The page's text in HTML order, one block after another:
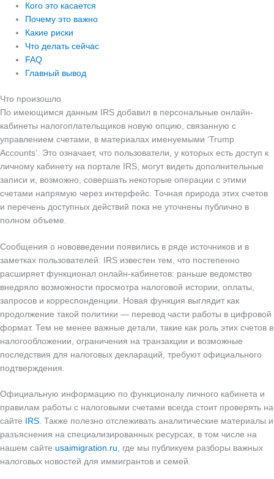
Кого это касается
Почему это важно
Какие риски
Что делать сейчас
FAQ
Главный вывод
Что произошло
По имеющимся данным IRS добавил в персональные онлайн-
кабинеты налогоплательщиков новую опцию, связанную с
управлением счетами, в материалах именуемыми ‘Trump
Accounts’. Это означает, что пользователи, у которых есть доступ к
личному кабинету на портале IRS, могут видеть дополнительные
записи и, возможно, совершать некоторые операции с этими
счетами напрямую через интерфейс. Точная природа этих счетов
и перечень доступных действий пока не уточнены публично в
полном объеме.
Сообщения о нововведении появились в ряде источников и в
заметках пользователей. IRS известен тем, что постепенно
расширяет функционал онлайн-кабинетов: раньше ведомство
внедряло возможности просмотра налоговой истории, оплаты,
запросов и корреспонденции. Новая функция выглядит как
продолжение такой политики — перевод части работы в цифровой
формат. Тем не менее важные детали, такие как роль этих счетов в
налогообложении, ограничения на транзакции и возможные
последствия для налоговых деклараций, требуют официального
подтверждения.
Официальную информацию по функционалу личного кабинета и
правилам работы с налоговыми счетами всегда стоит проверять на
сайте
IRS. Также полезно отслеживать аналитические материалы и
разъяснения на специализированных ресурсах, в том числе на
нашем сайте usaimigration.ru, где мы публикуем разборы важных
налоговых новостей для иммигрантов и семей.